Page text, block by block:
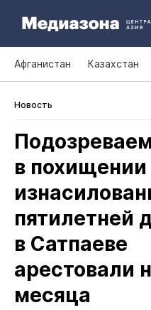
Афганистан Казахстан
Новость
в похищении
пятилетней
в Сатпаеве
арестовали
месяца